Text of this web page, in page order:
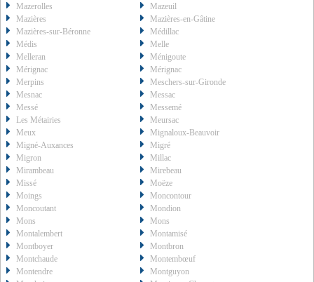
Mazerolles
Mazeuil
Mazières
Mazières-en-Gâtine
Mazières-sur-Béronne
Médillac
Médis
Melle
Melleran
Ménigoute
Mérignac
Mérignac
Merpins
Meschers-sur-Gironde
Mesnac
Messac
Messé
Messemé
Les Métairies
Meursac
Meux
Mignaloux-Beauvoir
Migné-Auxances
Migré
Migron
Millac
Mirambeau
Mirebeau
Missé
Moëze
Moings
Moncontour
Moncoutant
Mondion
Mons
Mons
Montalembert
Montamisé
Montboyer
Montbron
Montchaude
Montembœuf
Montendre
Montguyon